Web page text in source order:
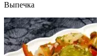
Выпечка